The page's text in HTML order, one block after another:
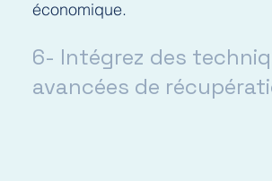
économique.
6- Intégrez des
avancées de